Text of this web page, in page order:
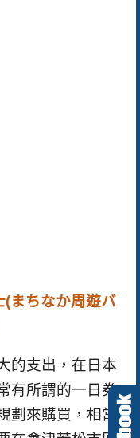
(まちなか周遊バ
的支出，在日本
有所謂的一日券
劃來購買，相當